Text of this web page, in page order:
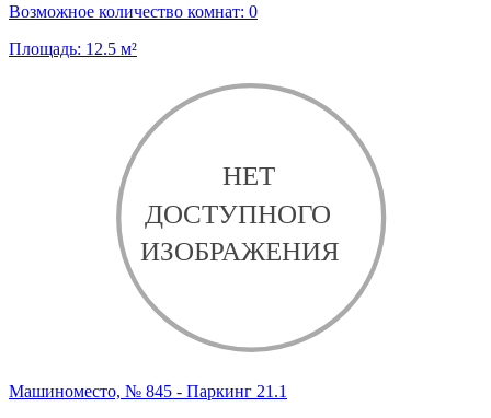
Возможное количество комнат: 0
Площадь: 12.5 м²
Машиноместо, № 845 - Паркинг 21.1